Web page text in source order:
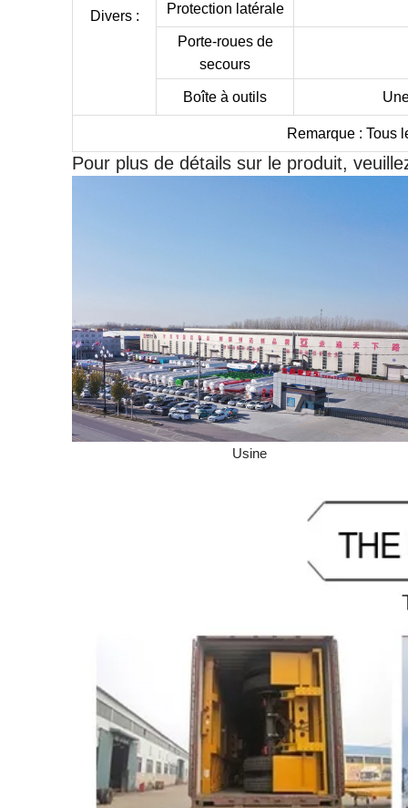
Divers : Protection latérale
Porte-roues de
secours
Boîte à outils
Remarque : Tous
Pour plus de détails sur le produit,
Usine